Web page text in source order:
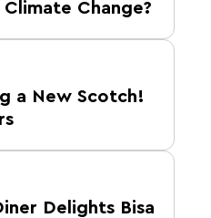
Climate Change?
a New Scotch!
Delights Bisa